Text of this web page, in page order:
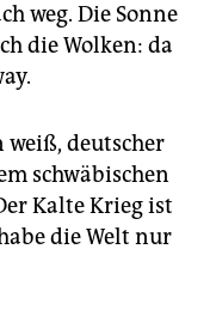
weg. Die Sonne
die Wolken: da
weiß, deutscher
schwäbischen
Kalte Krieg ist
die Welt nur